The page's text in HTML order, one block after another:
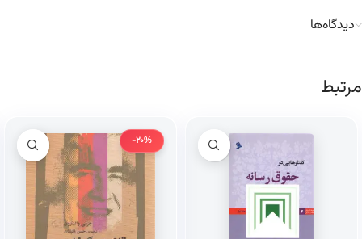
دیدگاه‌ها
مرتبط
-20%